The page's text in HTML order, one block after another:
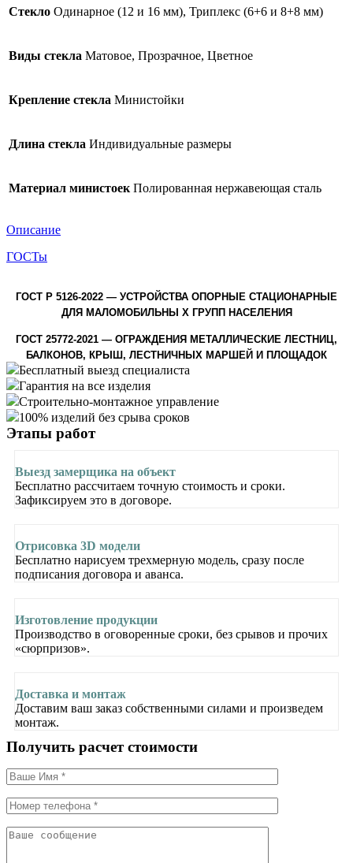
Стекло Одинарное (12 и 16 мм), Триплекс (6+6 и 8+8 мм)
Виды стекла Матовое, Прозрачное, Цветное
Крепление стекла Министойки
Длина стекла Индивидуальные размеры
Материал министоек Полированная нержавеющая сталь
Описание
ГОСТы
ГОСТ Р 5126-2022 — УСТРОЙСТВА ОПОРНЫЕ СТАЦИОНАРНЫЕ
ДЛЯ МАЛОМОБИЛЬНЫ Х ГРУПП НАСЕЛЕНИЯ
ГОСТ 25772-2021 — ОГРАЖДЕНИЯ МЕТАЛЛИЧЕСКИЕ ЛЕСТНИЦ,
БАЛКОНОВ, КРЫШ, ЛЕСТНИЧНЫХ МАРШЕЙ И ПЛОЩАДОК
Бесплатный выезд специалиста
Гарантия на все изделия
Строительно-монтажное управление
100% изделий без срыва сроков
Этапы работ
Выезд замерщика на объект
Бесплатно рассчитаем точную стоимость и сроки.
Зафиксируем это в договоре.
Отрисовка 3D модели
Бесплатно нарисуем трехмерную модель, сразу после
подписания договора и аванса.
Изготовление продукции
Производство в оговоренные сроки, без срывов и прочих
«сюрпризов».
Доставка и монтаж
Доставим ваш заказ собственными силами и произведем
монтаж.
Получить расчетстоимости